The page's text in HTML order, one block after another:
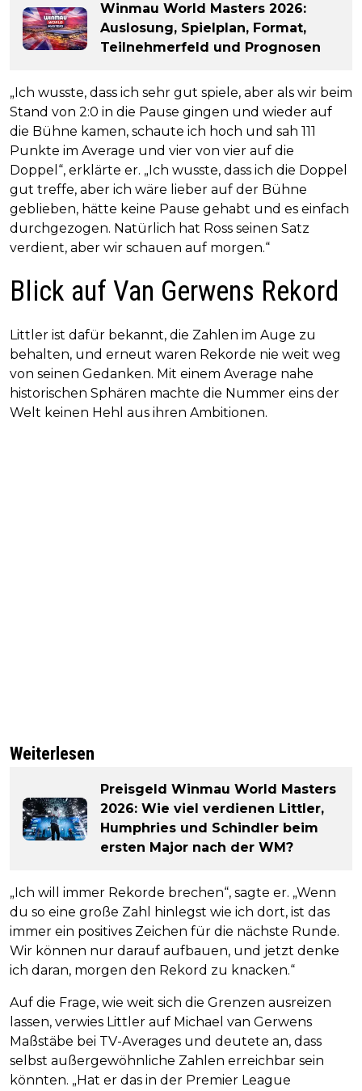
Winmau World Masters 2026:
Auslosung, Spielplan, Format,
Teilnehmerfeld und Prognosen
„Ich wusste, dass ich sehr gut spiele, aber als wir beim
Stand von 2:0 in die Pause gingen und wieder auf
die Bühne kamen, schaute ich hoch und sah 111
Punkte im Average und vier von vier auf die
Doppel“, erklärte er. „Ich wusste, dass ich die Doppel
gut treffe, aber ich wäre lieber auf der Bühne
geblieben, hätte keine Pause gehabt und es einfach
durchgezogen. Natürlich hat Ross seinen Satz
verdient, aber wir schauen auf morgen.“
Blick auf Van Gerwens Rekord
Littler ist dafür bekannt, die Zahlen im Auge zu
behalten, und erneut waren Rekorde nie weit weg
von seinen Gedanken. Mit einem Average nahe
historischen Sphären machte die Nummer eins der
Welt keinen Hehl aus ihren Ambitionen.
Weiterlesen
Preisgeld Winmau World Masters
2026: Wie viel verdienen Littler,
Humphries und Schindler beim
ersten Major nach der WM?
„Ich will immer Rekorde brechen“, sagte er. „Wenn
du so eine große Zahl hinlegst wie ich dort, ist das
immer ein positives Zeichen für die nächste Runde.
Wir können nur darauf aufbauen, und jetzt denke
ich daran, morgen den Rekord zu knacken.“
Auf die Frage, wie weit sich die Grenzen ausreizen
lassen, verwies Littler auf Michael van Gerwens
Maßstäbe bei TV-Averages und deutete an, dass
selbst außergewöhnliche Zahlen erreichbar sein
könnten. „Hat er das in der Premier League